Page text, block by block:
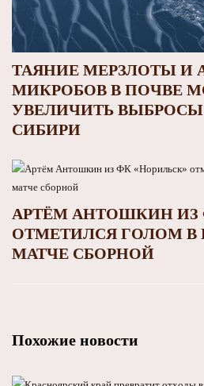
ТАЯНИЕ МЕРЗЛОТЫ И
МИКРОБОВ В ПОЧВЕ
УВЕЛИЧИТЬ
СИБИРИ
АРТЁМ АНТОШКИН ИЗ
ОТМЕТИЛСЯ ГОЛОМ
МАТЧЕ СБОРНОЙ
Похожие новости